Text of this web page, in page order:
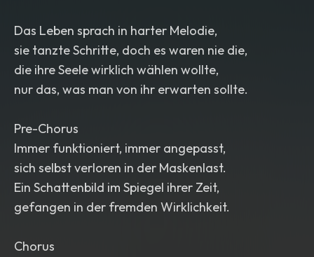
Das Leben sprach in harter Melodie,
sie tanzte Schritte, doch es waren nie die,
die ihre Seele wirklich wählen wollte,
nur das, was man von ihr erwarten sollte.
Pre-Chorus
Immer funktioniert, immer angepasst,
sich selbst verloren in der Maskenlast.
Ein Schattenbild im Spiegel ihrer Zeit,
gefangen in der fremden Wirklichkeit.
Chorus